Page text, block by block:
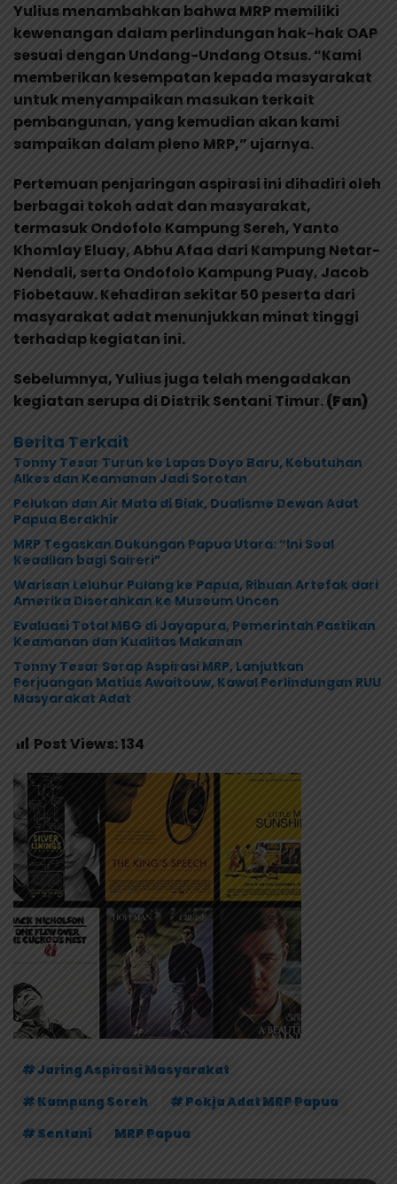
Yulius menambahkan bahwa MRP memiliki
kewenangan dalam perlindungan hak-hak OAP
sesuai dengan Undang-Undang Otsus. “Kami
memberikan kesempatan kepada masyarakat
untuk menyampaikan masukan terkait
pembangunan, yang kemudian akan kami
sampaikan dalam pleno MRP,” ujarnya.
Pertemuan penjaringan aspirasi ini dihadiri oleh
berbagai tokoh adat dan masyarakat,
termasuk Ondofolo Kampung Sereh, Yanto
Khomlay Eluay, Abhu Afaa dari Kampung Netar-
Nendali, serta Ondofolo Kampung Puay, Jacob
Fiobetauw. Kehadiran sekitar 50 peserta dari
masyarakat adat menunjukkan minat tinggi
terhadap kegiatan ini.
Sebelumnya, Yulius juga telah mengadakan
kegiatan serupa di Distrik Sentani Timur.(Fan)
Berita Terkait
Tonny Tesar Turun ke Lapas Doyo Baru, Kebutuhan
Alkes dan Keamanan Jadi Sorotan
Pelukan dan Air Mata di Biak, Dualisme Dewan Adat
Papua Berakhir
MRP Tegaskan Dukungan Papua Utara: “Ini Soal
Keadilan bagi Saireri”
Warisan Leluhur Pulang ke Papua, Ribuan Artefak dari
Amerika Diserahkan ke Museum Uncen
Evaluasi Total MBG di Jayapura, Pemerintah Pastikan
Keamanan dan Kualitas Makanan
Tonny Tesar Serap Aspirasi MRP, Lanjutkan
Perjuangan Matius Awaitouw, Kawal Perlindungan RUU
Masyarakat Adat
Post Views:134
# Jaring Aspirasi Masyarakat
# Kampung Sereh
# Pokja Adat MRP Papua
# Sentani
MRP Papua